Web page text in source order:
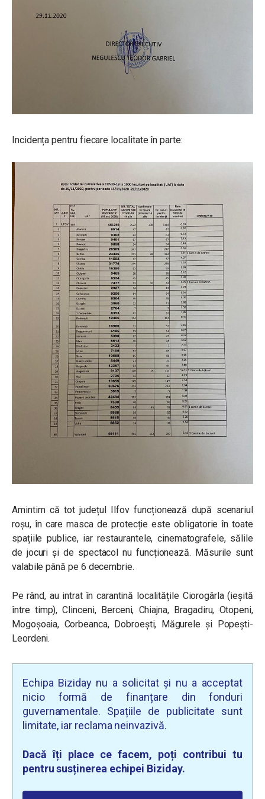
Incidența pentru fiecare localitate în parte:
Amintim că tot județul Ilfov funcționează după scenariul
roșu, în care masca de protecție este obligatorie în toate
spațiile publice, iar restaurantele, cinematografele, sălile
de jocuri și de spectacol nu funcționează. Măsurile sunt
valabile până pe 6 decembrie.
Pe rând, au intrat în carantină localitățile Ciorogârla (ieșită
între timp), Clinceni, Berceni, Chiajna, Bragadiru, Otopeni,
Mogoșoaia, Corbeanca, Dobroești, Măgurele și Popești-
Leordeni.
Echipa Biziday nu a solicitat și nu a acceptat
nicio formă de finanțare din fonduri
guvernamentale. Spațiile de publicitate sunt
limitate, iar reclama neinvazivă.
Dacă îți place ce facem, poți contribui tu
pentru susținerea echipei Biziday.